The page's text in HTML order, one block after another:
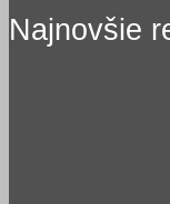
Najnovšie